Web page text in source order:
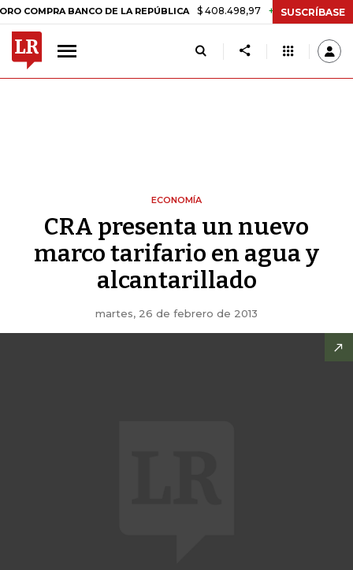
BANCO DE LA REPÚBLICA $ 408.498,97 +$ 8.753,81 +2,19%
SUSCRÍBASE
ECONOMÍA
CRA presenta un nuevo
marco tarifario en agua y
alcantarillado
martes, 26 de febrero de 2013